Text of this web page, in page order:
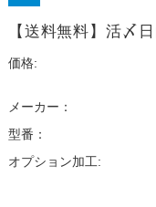
【送料無料】活〆
価格:
メーカー：
型番：
オプション加工: